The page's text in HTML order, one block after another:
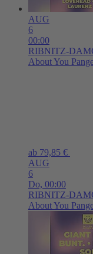
AUG
6
00:00
RIBNITZ-
About You
ab 79,85 €
AUG
6
Do, 00:00
RIBNITZ-
About You